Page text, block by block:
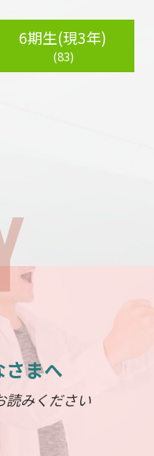
6期生(現3年)
(83)
まへ
読みください